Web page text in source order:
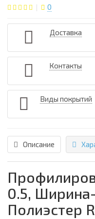
0
Доставка
Контакты
Виды покрытий
Описание
0.5,
Полиэстер